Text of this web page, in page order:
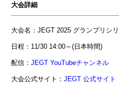
大会詳細
大会名：JEGT 2025 グランプリシ
日程：11/30 14:00～(日本時間)
配信： JEGT YouTubeチャンネル
大会公式サイト： JEGT 公式サイト